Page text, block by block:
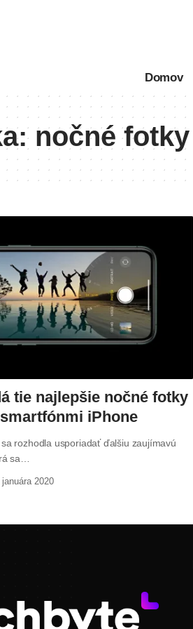
Domov
nočné fotky
tie najlepšie nočné fotky
iPhone
rozhodla usporiadať ďalšiu zaujímavú
sa…
januára 2020